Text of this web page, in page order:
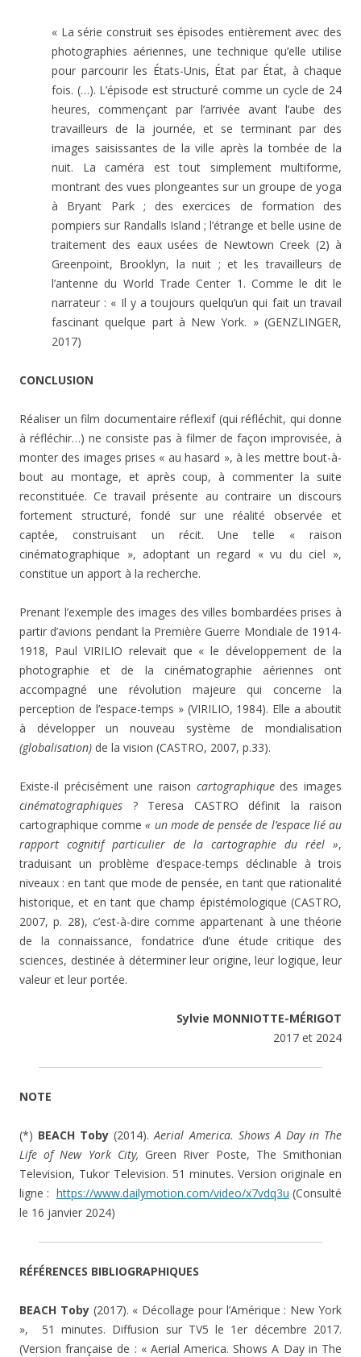
« La série construit ses épisodes entièrement avec des
photographies aériennes, une technique qu’elle utilise
pour parcourir les États-Unis, État par État, à chaque
fois. (…). L’épisode est structuré comme un cycle de 24
heures, commençant par l’arrivée avant l’aube des
travailleurs de la journée, et se terminant par des
images saisissantes de la ville après la tombée de la
nuit. La caméra est tout simplement multiforme,
montrant des vues plongeantes sur un groupe de yoga
à Bryant Park ; des exercices de formation des
pompiers sur Randalls Island ; l’étrange et belle usine de
traitement des eaux usées de Newtown Creek (2) à
Greenpoint, Brooklyn, la nuit ; et les travailleurs de
l’antenne du World Trade Center 1. Comme le dit le
narrateur : « Il y a toujours quelqu’un qui fait un travail
fascinant quelque part à New York. » (GENZLINGER,
2017)
CONCLUSION
Réaliser un film documentaire réflexif (qui réfléchit, qui donne
à réfléchir…) ne consiste pas à filmer de façon improvisée, à
monter des images prises « au hasard », à les mettre bout-à-
bout au montage, et après coup, à commenter la suite
reconstituée. Ce travail présente au contraire un discours
fortement structuré, fondé sur une réalité observée et
captée, construisant un récit. Une telle « raison
cinématographique », adoptant un regard « vu du ciel »,
constitue un apport à la recherche.
Prenant l’exemple des images des villes bombardées prises à
partir d’avions pendant la Première Guerre Mondiale de 1914-
1918, Paul VIRILIO relevait que « le développement de la
photographie et de la cinématographie aériennes ont
accompagné une révolution majeure qui concerne la
perception de l’espace-temps » (VIRILIO, 1984). Elle a aboutit
à développer un nouveau système de mondialisation
(globalisation) de la vision (CASTRO, 2007, p.33).
Existe-il précisément une raison cartographiquedes images
cinématographiques ? Teresa CASTRO définit la raison
cartographique comme« un mode de pensée de l’espace lié au
rapport cognitif particulier de la cartographie du réel »,
traduisant un problème d’espace-temps déclinable à trois
niveaux : en tant que mode de pensée, en tant que rationalité
historique, et en tant que champ épistémologique (CASTRO,
2007, p. 28), c’est-à-dire comme appartenant à une théorie
de la connaissance, fondatrice d’une étude critique des
sciences, destinée à déterminer leur origine, leur logique, leur
valeur et leur portée.
Sylvie MONNIOTTE-MÉRIGOT
2017 et 2024
NOTE
(*) BEACH Toby (2014).Aerial America. Shows A Day in The
Life of New York City, Green River Poste, The Smithonian
Television, Tukor Television. 51 minutes. Version originale en
ligne : https://www.dailymotion.com/video/x7vdq3u (Consulté
le 16 janvier 2024)
RÉFÉRENCES BIBLIOGRAPHIQUES
BEACH Toby(2017). « Décollage pour l’Amérique : New York
», 51 minutes. Diffusion sur TV5 le 1er décembre 2017.
(Version française de : « Aerial America. Shows A Day in The